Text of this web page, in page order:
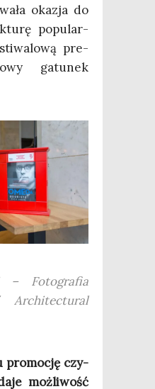
oka­zja do
popu­lar­
pre­
gatu­nek
– Foto­gra­fia
pro­mo­cję czy­
moż­li­wość